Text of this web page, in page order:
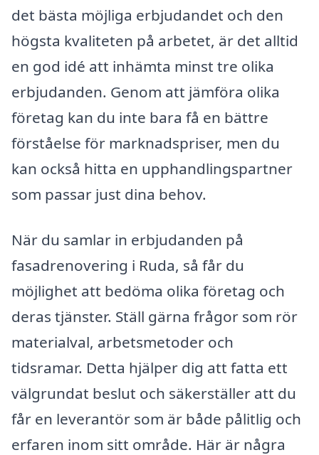
det bästa möjliga erbjudandet och den
högsta kvaliteten på arbetet, är det alltid
en god idé att inhämta minst tre olika
erbjudanden. Genom att jämföra olika
företag kan du inte bara få en bättre
förståelse för marknadspriser, men du
kan också hitta en upphandlingspartner
som passar just dina behov.
När du samlar in erbjudanden på
fasadrenovering i Ruda, så får du
möjlighet att bedöma olika företag och
deras tjänster. Ställ gärna frågor som rör
materialval, arbetsmetoder och
tidsramar. Detta hjälper dig att fatta ett
välgrundat beslut och säkerställer att du
får en leverantör som är både pålitlig och
erfaren inom sitt område. Här är några